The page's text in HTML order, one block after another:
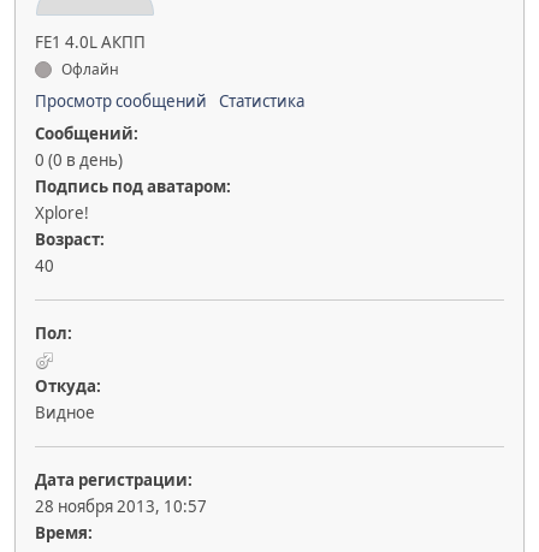
FE1 4.0L АКПП
Офлайн
Просмотр сообщений
Статистика
Сообщений:
0 (0 в день)
Подпись под аватаром:
Xplore!
Возраст:
40
Пол:
Откуда:
Видное
Дата регистрации:
28 ноября 2013, 10:57
Время: